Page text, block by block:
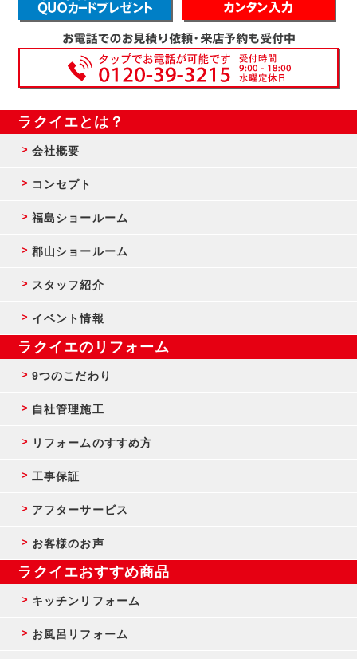
ラクイエとは？
会社概要
コンセプト
福島ショールーム
郡山ショールーム
スタッフ紹介
イベント情報
ラクイエのリフォーム
9つのこだわり
自社管理施工
リフォームのすすめ方
工事保証
アフターサービス
お客様のお声
ラクイエおすすめ商品
キッチンリフォーム
お風呂リフォーム